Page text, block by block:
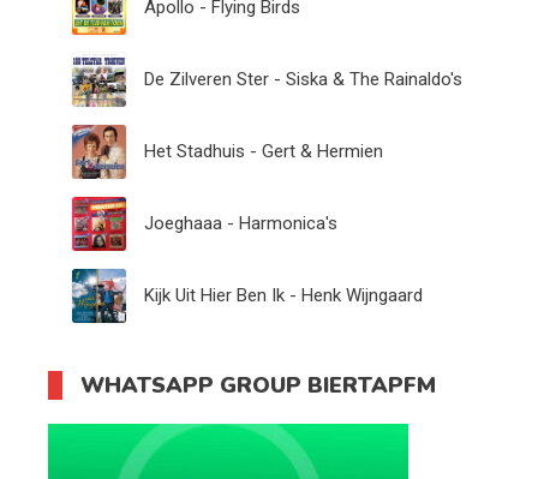
Apollo - Flying Birds
De Zilveren Ster - Siska & The Rainaldo's
Het Stadhuis - Gert & Hermien
Joeghaaa - Harmonica's
Kijk Uit Hier Ben Ik - Henk Wijngaard
WHATSAPP GROUP BIERTAPFM